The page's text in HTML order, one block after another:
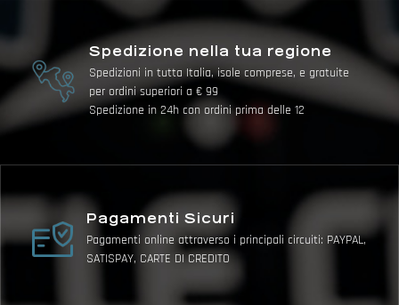
Spedizione nella tua regione
Spedizioni in tutta Italia, isole comprese, e gratuite
per ordini superiori a € 99
Spedizione in 24h con ordini prima delle 12
Pagamenti Sicuri
Pagamenti online attraverso i principali circuiti: PAYPAL,
SATISPAY, CARTE DI CREDITO